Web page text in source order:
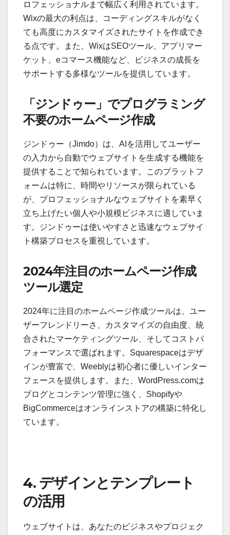
ロフェッショナルまで幅広く利用されています。
Wixの最大の利点は、コーディングスキルがなく
ても高度にカスタマイズされたサイトを作成でき
る点です。また、WixはSEOツール、アプリマー
ケット、eコマース機能など、ビジネスの成長を
サポートする多様なツールを提供しています。
「ジンドゥー」でプログラミング
不要のホームページ作成
ジンドゥー（Jimdo）は、AIを活用してユーザー
の入力から自動でウェブサイトを生成する機能を
提供することで知られています。このプラットフ
ォームは特に、時間やリソースが限られている
が、プロフェッショナルなウェブサイトを素早く
立ち上げたい個人や小規模ビジネスに適していま
す。ジンドゥーは使いやすさと迅速なウェブサイ
ト構築プロセスを重視しています。
2024年注目のホームページ作成
ツール選定
2024年に注目のホームページ作成ツールは、ユー
ザーフレンドリーさ、カスタマイズの自由度、統
合されたマーケティングツール、そしてコストパ
フォーマンスで選ばれます。Squarespaceはデザ
インが豊富で、Weeblyは初心者に優しいインター
フェースを提供します。また、WordPress.comは
ブログとコンテンツ管理に強く、Shopifyや
BigCommerceはオンラインストアの構築に特化し
ています。
4. デザインとテンプレート
の活用
ウェブサイトは、あなたのビジネスやプロジェク